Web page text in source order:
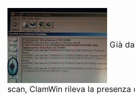
Già
scan, ClamWin rileva la presenza